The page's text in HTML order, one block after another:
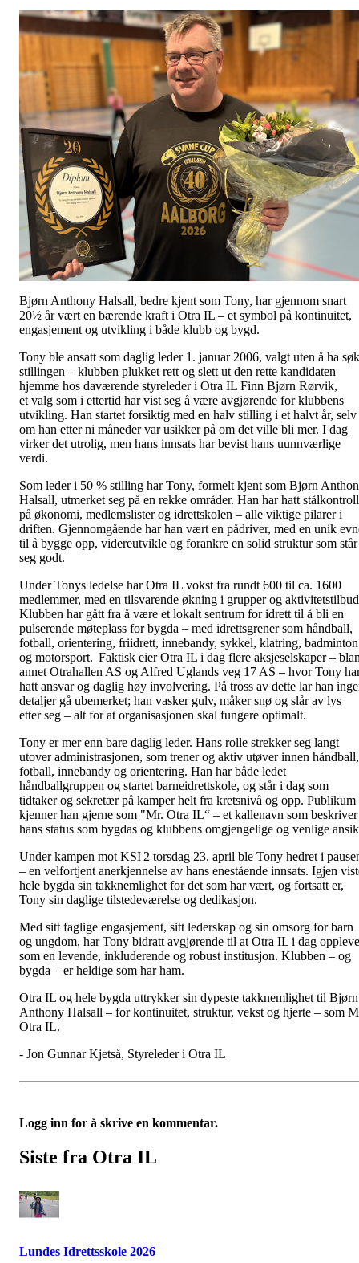
Bjørn Anthony Halsall, bedre kjent som Tony, har gjennom snart
20½ år vært en bærende kraft i Otra IL – et symbol på kontinuitet,
engasjement og utvikling i både klubb og bygd.
Tony ble ansatt som daglig leder 1. januar 2006, valgt uten å ha
stillingen – klubben plukket rett og slett ut den rette kandidaten
hjemme hos daværende styreleder i Otra IL Finn Bjørn Rørvik,
et valg som i ettertid har vist seg å være avgjørende for klubbens
utvikling. Han startet forsiktig med en halv stilling i et halvt år, selv
om han etter ni måneder var usikker på om det ville bli mer. I dag
virker det utrolig, men hans innsats har bevist hans uunnværlige
verdi.
Som leder i 50 % stilling har Tony, formelt kjent som Bjørn
Halsall, utmerket seg på en rekke områder. Han har hatt stålkontroll
på økonomi, medlemslister og idrettskolen – alle viktige pilarer i
driften. Gjennomgående har han vært en pådriver, med en unik
til å bygge opp, videreutvikle og forankre en solid struktur som står
seg godt.
Under Tonys ledelse har Otra IL vokst fra rundt 600 til ca. 1600
medlemmer, med en tilsvarende økning i grupper og
Klubben har gått fra å være et lokalt sentrum for idrett til å bli en
pulserende møteplass for bygda – med idrettsgrener som håndball,
fotball, orientering, friidrett, innebandy, sykkel, klatring, badminton
og motorsport. Faktisk eier Otra IL i dag flere aksjeselskaper –
annet Otrahallen AS og Alfred Uglands veg 17 AS – hvor Tony
hatt ansvar og daglig høy involvering. På tross av dette lar han
detaljer gå ubemerket; han vasker gulv, måker snø og slår av lys
etter seg – alt for at organisasjonen skal fungere optimalt.
Tony er mer enn bare daglig leder. Hans rolle strekker seg langt
utover administrasjonen, som trener og aktiv utøver innen håndball,
fotball, innebandy og orientering. Han har både ledet
håndballgruppen og startet barneidrettskole, og står i dag som
tidtaker og sekretær på kamper helt fra kretsnivå og opp. Publikum
kjenner han gjerne som "Mr. Otra IL“ – et kallenavn som beskriver
hans status som bygdas og klubbens omgjengelige og venlige
Under kampen mot KSI 2 torsdag 23. april ble Tony hedret i
– en velfortjent anerkjennelse av hans enestående innsats. Igjen
hele bygda sin takknemlighet for det som har vært, og fortsatt er,
Tony sin daglige tilstedeværelse og dedikasjon.
Med sitt faglige engasjement, sitt lederskap og sin omsorg for barn
og ungdom, har Tony bidratt avgjørende til at Otra IL i dag
som en levende, inkluderende og robust institusjon. Klubben – og
bygda – er heldige som har ham.
Otra IL og hele bygda uttrykker sin dypeste takknemlighet til Bjørn
Anthony Halsall – for kontinuitet, struktur, vekst og hjerte – som
Otra IL.
- Jon Gunnar Kjetså, Styreleder i Otra IL
Logg inn for å skrive en kommentar.
Siste fra Otra IL
Lundes Idrettsskole 2026